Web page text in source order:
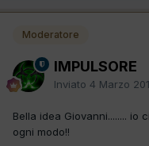
Moderatore
IMPULSORE
Inviato 4 Marzo
Bella idea Giovanni........
ogni modo!!